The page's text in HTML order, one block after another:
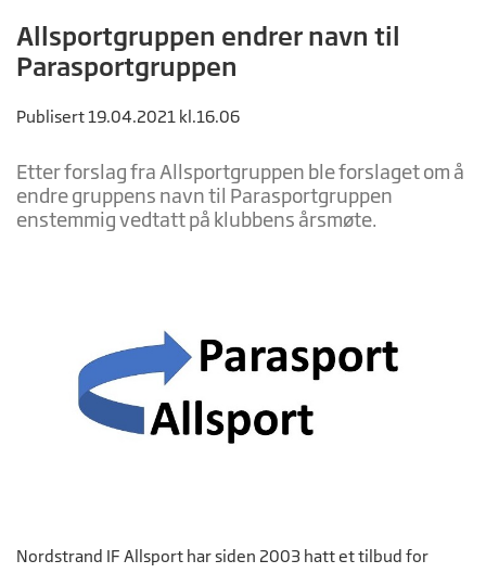
Allsportgruppen endrer navn til
Parasportgruppen
Publisert 19.04.2021 kl.16.06
Etter forslag fra Allsportgruppen ble forslaget om å
endre gruppens navn til Parasportgruppen
enstemmig vedtatt på klubbens årsmøte.
Nordstrand IF Allsport har siden 2003 hatt et tilbud for